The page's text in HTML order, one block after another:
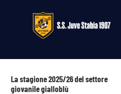
La stagione 2025/26 del settore
giovanile gialloblù